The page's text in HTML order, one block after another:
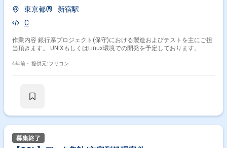
東京都
新宿駅
C
作業内容 銀行系プロジェクト(保守)における製造およびテストを主にご担
当頂きます。 UNIXもしくはLinux環境での開発を予定しております。
4年前・ 提供元: フリコン
職種で絞り込む
Linux × サーバーエンジニア
Linux × 副業 Linux × 在宅・リモート